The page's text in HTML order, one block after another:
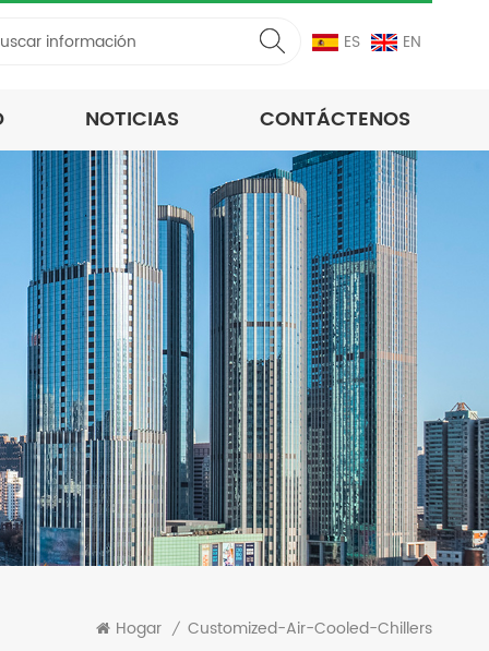
ES EN
NOTICIAS CONTÁCTENOS
Hogar / Customized-Air-Cooled-Chillers